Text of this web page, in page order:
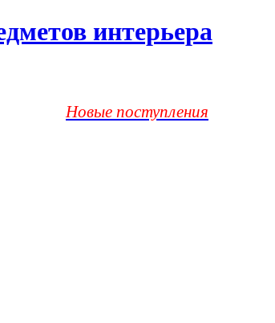
интерьера
Новые поступления